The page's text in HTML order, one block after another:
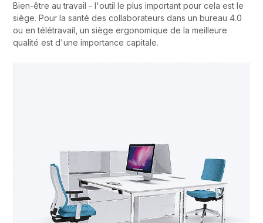
Bien-être au travail - l'outil le plus important pour cela est le
siège. Pour la santé des collaborateurs dans un bureau 4.0
ou en télétravail, un siège ergonomique de la meilleure
qualité est d'une importance capitale.